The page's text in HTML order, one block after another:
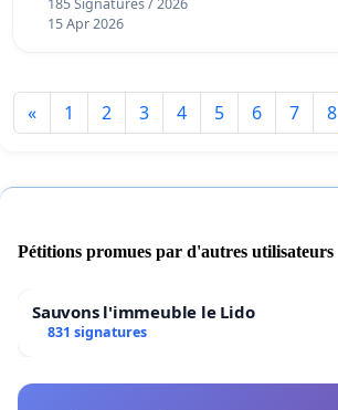
185 Signatures / 2026
15 Apr 2026
« 1 2 3 4 5 6 7 8
Pétitions promues par d'autres utilisateurs
Sauvons l'immeuble le Lido
831 signatures